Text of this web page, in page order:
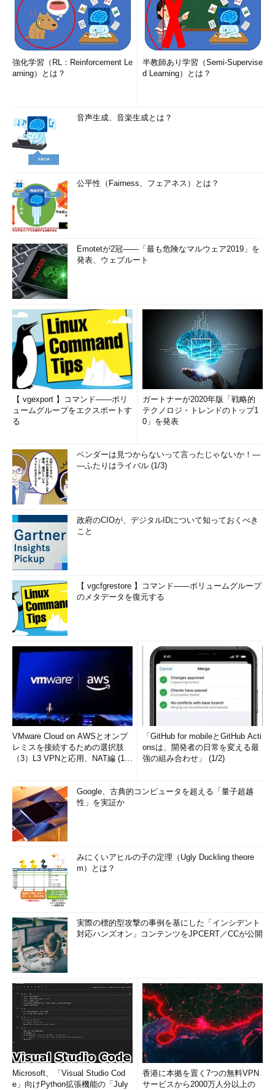
113 ?? Ss 0:00.46 /sbin/ syslogd - s
# kill -HUP 113
または、
の「設定内容の確認（loggerコマンド）」で確認するとよいだろ
う。
syslogの設定例
それでは、実際にsyslog.confの代表的な設定例をいくつか紹
介する。
なお、設定を変更した場合は、前述の「設定内容を反映させ
例：メールに関するすべてのログ（mail.*）
は、/var/log/maillogに格納する。
mail.* /var/log/maillog
例：警告レベルのすべてのログ（*.alert）は、ユーザーrootお
よびkimuに通知する。
*.alert     root ,kimu
例：緊急事態のすべてのログ（*.emerg）は、ログイン中のす
べてのユーザーに一斉通知する。
*.emerg
例：すべてのエラーログ（*.err）、およびカーネルに関するす
べてのログ（kernel.*）は、コンソール画面（/dev/console）に
表示する。
*.err kernel
例：すべての警告レベル以上のログ（*.alert）は、任意のプロ
*.alert /
例：認証関連のすべてのログ（auth,authpriv.*）は、ログサー
バloghost.example.co.jpに転送する。
auth,authpriv.*
@loghost
.example
なお、ログサーバへの転送については、次回説明する。
次ページでは、syslogの設定について見直すことにする（続
く）。
強化学習（RL：Reinforcement Le
arning）とは？
半教師あり学習（Semi-Supervise
d Learning）とは？
音声生成、音楽生成とは？
公平性（Fairness、フェアネス）とは？
Emotetが2冠――「最も危険なマルウェア2019」を
発表、ウェブルート
【 vgexport 】コマンド――ボリ
ュームグループをエクスポートす
る
ガートナーが2020年版「戦略的
テクノロジ・トレンドのトップ1
0」を発表
ベンダーは見つからないって言ったじゃないか！―
―ふたりはライバル (1/3)
政府のCIOが、デジタルIDについて知っておくべき
こと
【 vgcfgrestore 】コマンド――ボリュームグループ
のメタデータを復元する
VMware Cloud on AWSとオンプ
レミスを接続するための選択肢
（3）L3 VPNと応用、NAT編 (1/
「GitHub for mobileとGitHub Acti
onsは、開発者の日常を変える最
強の組み合わせ」 (1/2)
Google、古典的コンピュータを超える「量子超越
性」を実証か
みにくいアヒルの子の定理（Ugly Duckling theore
m）とは？
実際の標的型攻撃の事例を基にした「インシデント
対応ハンズオン」コンテンツをJPCERT／CCが公開
Microsoft、「Visual Studio Cod
e」向けPython拡張機能の「July
香港に本拠を置く7つの無料VPN
サービスから2000万人分以上の